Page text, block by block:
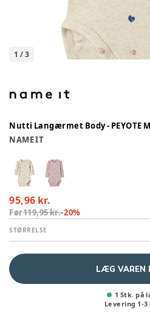
1 /3
Nutti Langærmet Body - PEYOTE
NAME IT
95,96 kr.
Før119,95 kr.-20%
STØRRELSE
LÆG VAREN
1 Stk. på
Levering 1-3